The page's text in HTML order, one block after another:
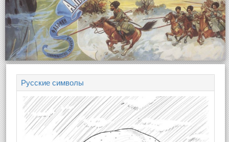
Русские символы